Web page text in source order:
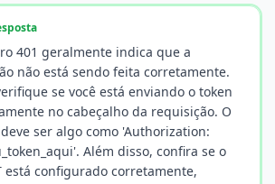
401 geralmente indica que a
não está sendo feita corretamente.
se você está enviando o token
no cabeçalho da requisição. O
ser algo como 'Authorization:
Além disso, confira se o
está configurado corretamente,